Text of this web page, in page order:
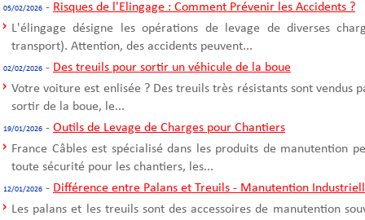
05/02/2026 - Risques de l'Elingage : Comment Prévenir les Accidents ?
L'élingage désigne les opérations de levage de diverses
transport). Attention, des accidents peuvent...
02/02/2026 - Des treuils pour sortir un véhicule de la boue
Votre voiture est enlisée ? Des treuils très résistants sont vendus
sortir de la boue, le...
19/01/2026 - Outils de Levage de Charges pour Chantiers
France Câbles est spécialisé dans les produits de manutention
toute sécurité pour les chantiers, les...
12/01/2026 - Différence entre Palans et Treuils - Manutention
Les palans et les treuils sont des accessoires de manutention